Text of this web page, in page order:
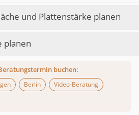
und Plattenstärke planen
planen
buchen:
Berlin
Video-Beratung